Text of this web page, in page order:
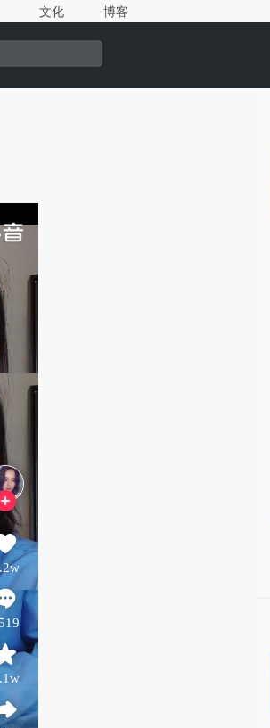
文化 博客